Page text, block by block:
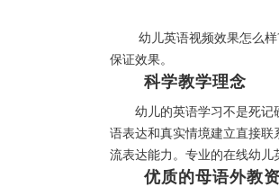
幼儿英语视频效果怎么样?
保证效果。
科学教学理念
幼儿的英语学习不是死记硬
语表达和真实情境建立直接
流表达能力。专业的在线幼儿
优质的母语外教